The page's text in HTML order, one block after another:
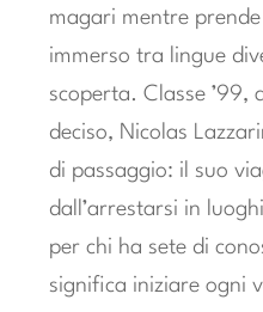
magari mentre
immerso tra lingue
scoperta. Classe ’99,
deciso, Nicolas
di passaggio: il suo
dall’arrestarsi in
per chi ha sete di
significa iniziare ogni